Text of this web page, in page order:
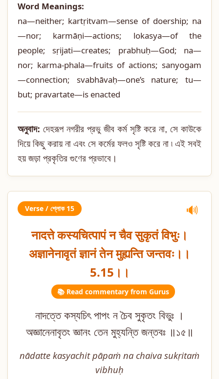
Word Meanings:
na—neither; kartṛitvam—sense of doership; na
—nor; karmāṇi—actions; lokasya—of the
people; sṛijati—creates; prabhuḥ—God; na—
nor; karma-phala—fruits of actions; sanyogam
—connection; svabhāvaḥ—one’s nature; tu—
but; pravartate—is enacted
অনুবাদ: দেহরূপ নগরীর প্রভু জীব কর্ম সৃষ্টি করে না, সে কাউকে
দিয়ে কিছু করায় না এবং সে কর্মের ফলও সৃষ্টি করে না ৷ এই সবই
হয় জড়া প্রকৃতির গুণের প্রভাবে।
Verse / শ্লোক 15 🔊
नादत्ते कस्यचित्पापं न चैव सुकृतं विभुः।
अज्ञानेनावृतं ज्ञानं तेन मुह्यन्ति जन्तवः।।
5.15।।
📚 Read commentary from Gurus
নাদত্তে কস্যচিৎ পাপং ন চৈব সুকৃতং বিভুঃ ।
অজ্ঞানেনাবৃতং জ্ঞানং তেন মুহ্যন্তি জন্তবঃ ॥১৫॥
nādatte kasyachit pāpaṁ na chaiva sukṛitaṁ
vibhuḥ